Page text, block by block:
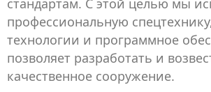
стандартам. С этой целью мы
профессиональную
технологии и программное
позволяет разработать и
качественное сооружение.